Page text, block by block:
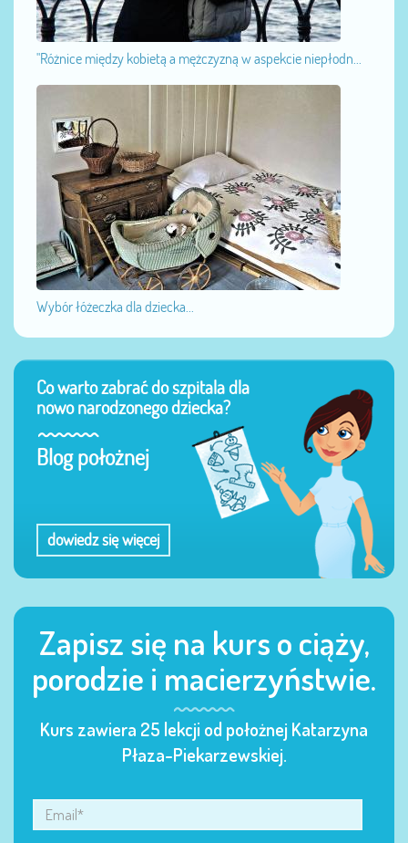
"Różnice między kobietą a mężczyzną w aspekcie niepłodn...
Wybór łóżeczka dla dziecka...
Co warto zabrać do szpitala dla
nowo narodzonego dziecka?
Blog położnej
dowiedz się więcej
Zapisz się na kurs o ciąży,
porodzie i macierzyństwie.
Kurs zawiera 25 lekcji od położnej Katarzyna
Płaza-Piekarzewskiej.